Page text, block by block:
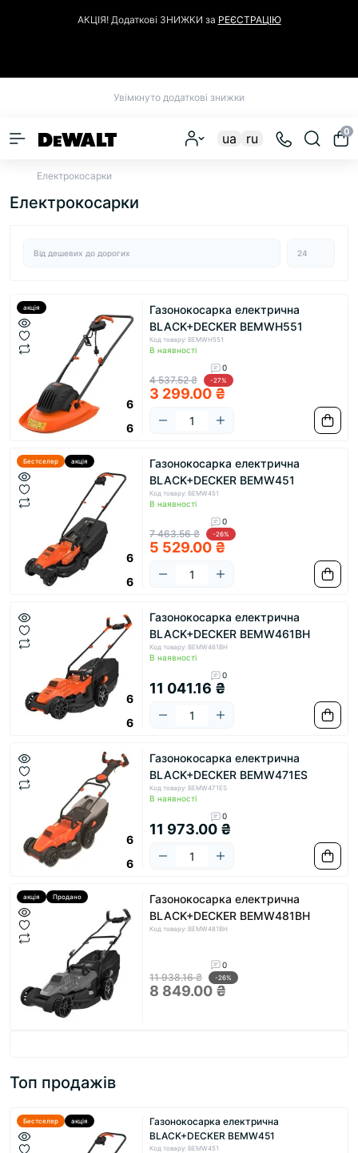
АКЦІЯ! Додаткові ЗНИЖКИ за РЕЄСТРАЦІЮ
Увімкнуто додаткові знижки
ua ru 0
Електрокосарки
Електрокосарки
акція
6
6
Газонокосарка електрична
BLACK+DECKER BEMWH551
Код товару: BEMWH551
В наявності
0
4 537.52 ₴ -27%
3 299.00 ₴
Бестселер акція
6
6
Газонокосарка електрична
BLACK+DECKER BEMW451
Код товару: BEMW451
В наявності
0
7 463.56 ₴ -26%
5 529.00 ₴
6
6
Газонокосарка електрична
BLACK+DECKER BEMW461BH
Код товару: BEMW461BH
В наявності
0
11 041.16 ₴
6
6
Газонокосарка електрична
BLACK+DECKER BEMW471ES
Код товару: BEMW471ES
В наявності
0
11 973.00 ₴
акція Продано
Газонокосарка електрична
BLACK+DECKER BEMW481BH
Код товару: BEMW481BH
0
11 938.16 ₴ -26%
8 849.00 ₴
Топ продажів
Бестселер акція
Газонокосарка електрична
BLACK+DECKER BEMW451
Код товару: BEMW451